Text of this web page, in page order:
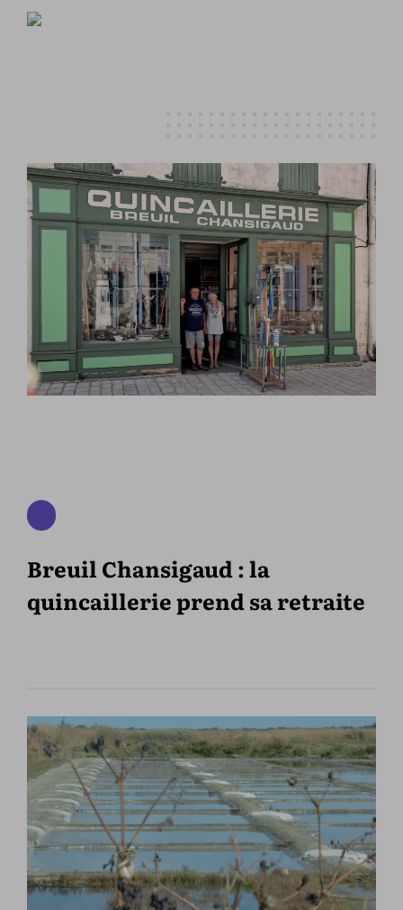
Breuil Chansigaud : la
quincaillerie prend sa retraite